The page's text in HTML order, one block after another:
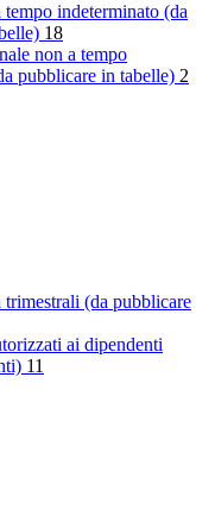
tempo indeterminato (da
18
non a tempo
pubblicare in tabelle) 2
trimestrali (da pubblicare
ai dipendenti
11